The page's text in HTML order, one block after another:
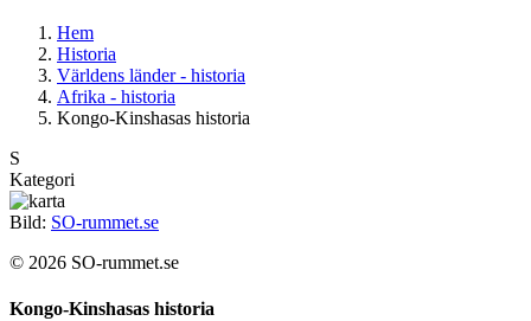
Hem
Historia
Världens länder - historia
Afrika - historia
Kongo-Kinshasas historia
S
Kategori
Bild: SO-rummet.se
© 2026 SO-rummet.se
Kongo-Kinshasas historia